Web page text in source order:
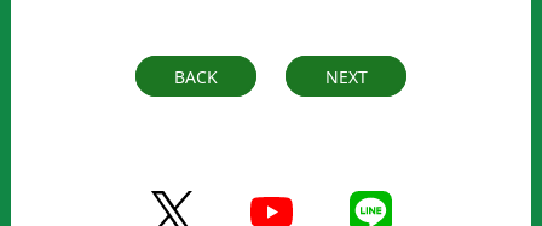
BACK NEXT